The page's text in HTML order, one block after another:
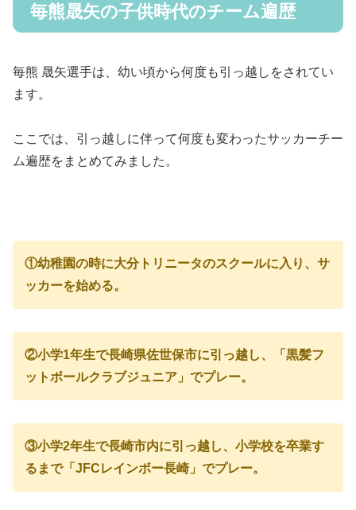
毎熊晟矢の子供時代のチーム遍歴
毎熊 晟矢選手は、幼い頃から何度も引っ越しをされてい
ます。
ここでは、引っ越しに伴って何度も変わったサッカーチー
ム遍歴をまとめてみました。
①幼稚園の時に大分トリニータのスクールに入り、サ
ッカーを始める。
②小学1年生で長崎県佐世保市に引っ越し、「黒髪フ
ットボールクラブジュニア」でプレー。
③小学2年生で長崎市内に引っ越し、小学校を卒業す
るまで「JFCレインボー長崎」でプレー。